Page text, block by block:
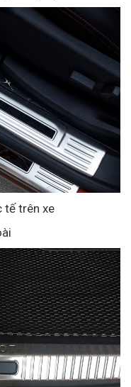
tế trên xe